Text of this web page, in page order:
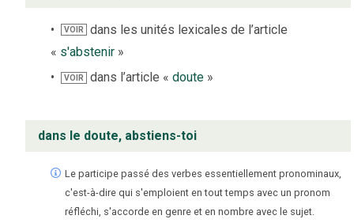
VOIR
dans les unités lexicales de l’article
« s'abstenir »
VOIR dans l’article «doute »
dans le doute, abstiens-toi
Le participe passé des verbes essentiellement pronominaux,
c'est-à-dire qui s'emploient en tout temps avec un pronom
réfléchi, s'accorde en genre et en nombre avec le sujet.